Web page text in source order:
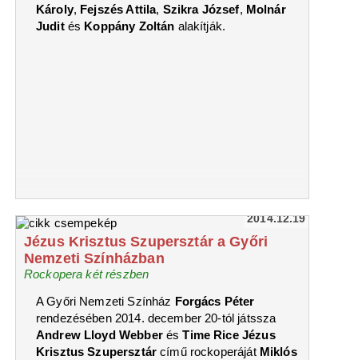
Károly, Fejszés Attila, Szikra József, Molnár
Judités Koppány Zoltán alakítják.
2014.12.19
Jézus Krisztus Szupersztár a Győri
Nemzeti Színházban
Rockopera két részben
A Győri Nemzeti Színház Forgács Péter
rendezésében 2014. december 20-tól játssza
Andrew Lloyd WebberésTime Rice Jézus
Krisztus Szupersztárcímű rockoperáját Miklós